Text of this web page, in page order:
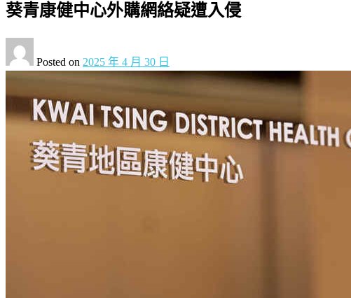
葵青康健中心外購網絡疑遭入侵
Posted on 2025 年 4 月 30 日